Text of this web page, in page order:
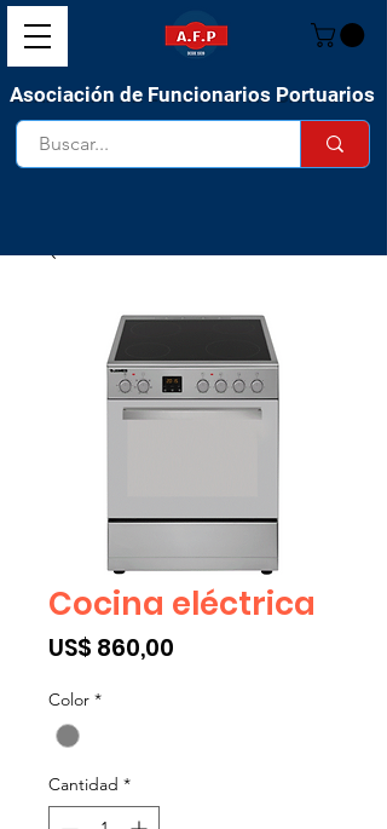
Asociación de Funcionarios Portuarios
Cocina eléctrica
US$ 860,00
Color *
Cantidad *